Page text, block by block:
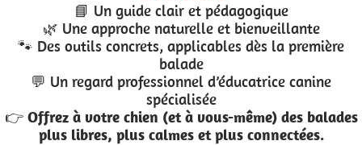
📘 Un guide clair et pédagogique
🌿 Une approche naturelle et bienveillante
🐾 Des outils concrets, applicables dès la première
balade
💬 Un regard professionnel d’éducatrice canine
spécialisée
👉 Offrez à votre chien (et à vous-même) des balades
plus libres, plus calmes et plus connectées.